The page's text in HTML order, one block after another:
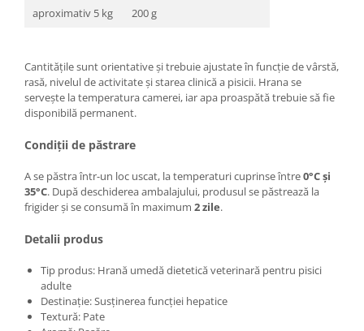
aproximativ 5 kg
200 g
Cantitățile sunt orientative și trebuie ajustate în funcție de vârstă,
rasă, nivelul de activitate și starea clinică a pisicii. Hrana se
servește la temperatura camerei, iar apa proaspătă trebuie să fie
disponibilă permanent.
Condiții de păstrare
A se păstra într-un loc uscat, la temperaturi cuprinse între0°C și
35°C. După deschiderea ambalajului, produsul se păstrează la
frigider și se consumă în maximum 2 zile.
Detalii produs
Tip produs: Hrană umedă dietetică veterinară pentru pisici
adulte
Destinație: Susținerea funcției hepatice
Textură: Pate